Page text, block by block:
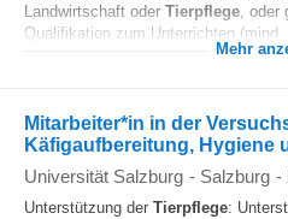
Landwirtschaft oder Tierpflege, oder
Qualifikation zum Unterrichten (mind.
Mehr
Mitarbeiter*in in der
Käfigaufbereitung, Hygiene
Universität Salzburg - Salzburg -
Unterstützung der Tierpflege: